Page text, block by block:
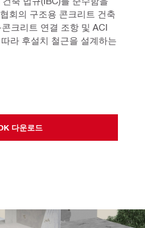
회의 구조용 콘크리트 건축
크리트 연결 조항 및 ACI
라 후설치 철근을 설계하는
다운로드